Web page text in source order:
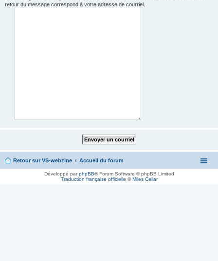
retour du message correspond à votre adresse de courriel.
Retour sur VS-webzine Accueil du forum
Développé parphpBB® Forum Software © phpBB Limited
Traduction française officielle ©Miles Cellar